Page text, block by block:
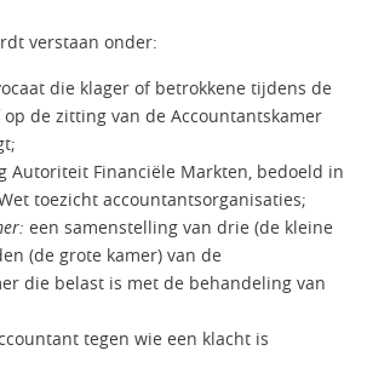
verstaan onder:
die klager of betrokkene tijdens de
de zitting van de Accountantskamer
Autoriteit Financiële Markten, bedoeld in
toezicht accountantsorganisaties;
een samenstelling van drie (de kleine
(de grote kamer) van de
die belast is met de behandeling van
tegen wie een klacht is